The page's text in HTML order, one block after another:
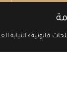
قانونية › النيابة